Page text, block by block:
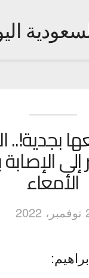
بجدية!..
إلى
الأمعاء